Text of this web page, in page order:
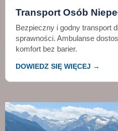
Transport Osób
Bezpieczny i godny transport
sprawności. Ambulanse
komfort bez barier.
DOWIEDZ SIĘ WIĘCEJ →